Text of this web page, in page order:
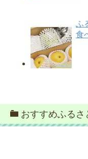
ふ
食
おすすめふるさ